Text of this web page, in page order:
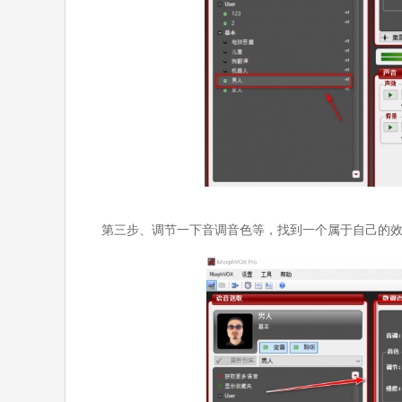
第三步、调节一下音调音色等，找到一个属于自己的